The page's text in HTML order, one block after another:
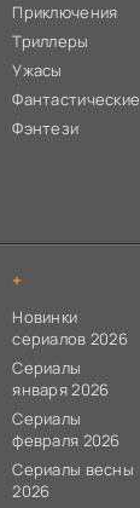
Приключения
Триллеры
Ужасы
Фантастические
Фэнтези
+
Новинки
сериалов 2026
Сериалы
января 2026
Сериалы
февраля 2026
Сериалы весны
2026